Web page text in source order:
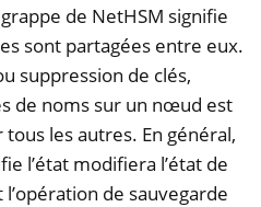
de NetHSM signifie
sont partagées entre eux.
suppression de clés,
de noms sur un nœud est
les autres. En général,
l’état modifiera l’état de
de sauvegarde